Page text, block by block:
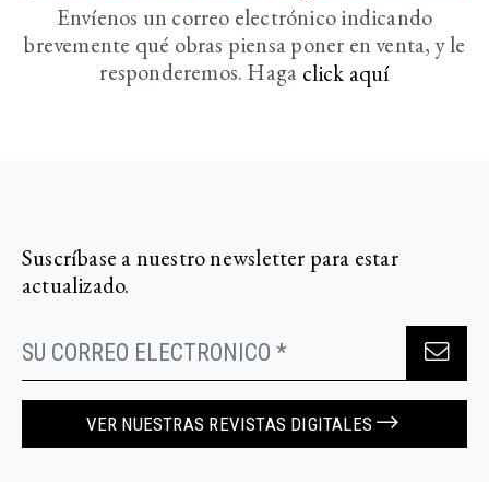
Envíenos un correo electrónico indicando
brevemente qué obras piensa poner en venta, y le
responderemos. Haga click aquí­
Suscríbase a nuestro newsletter para estar
actualizado.
VER NUESTRAS REVISTAS DIGITALES